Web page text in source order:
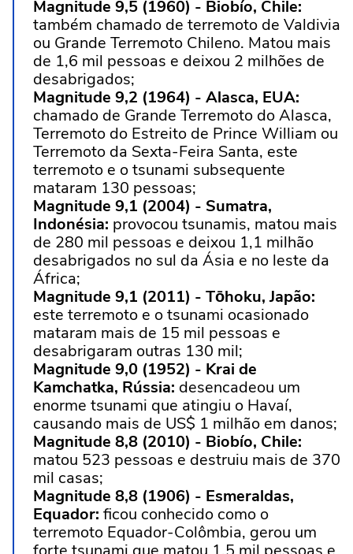
Magnitude 9,5 (1960) - Biobío, Chile:
também chamado de terremoto de Valdivia
ou Grande Terremoto Chileno. Matou mais
de 1,6 mil pessoas e deixou 2 milhões de
desabrigados;
Magnitude 9,2 (1964) - Alasca, EUA:
chamado de Grande Terremoto do Alasca,
Terremoto do Estreito de Prince William ou
Terremoto da Sexta-Feira Santa, este
terremoto e o tsunami subsequente
mataram 130 pessoas;
Magnitude 9,1 (2004) - Sumatra,
Indonésia: provocou tsunamis, matou mais
de 280 mil pessoas e deixou 1,1 milhão
desabrigados no sul da Ásia e no leste da
África;
Magnitude 9,1 (2011) - Tōhoku, Japão:
este terremoto e o tsunami ocasionado
mataram mais de 15 mil pessoas e
desabrigaram outras 130 mil;
Magnitude 9,0 (1952) - Krai de
Kamchatka, Rússia: desencadeou um
enorme tsunami que atingiu o Havaí,
causando mais de US$ 1 milhão em danos;
Magnitude 8,8 (2010) - Biobío, Chile:
matou 523 pessoas e destruiu mais de 370
mil casas;
Magnitude 8,8 (1906) - Esmeraldas,
Equador: ficou conhecido como o
terremoto Equador-Colômbia, gerou um